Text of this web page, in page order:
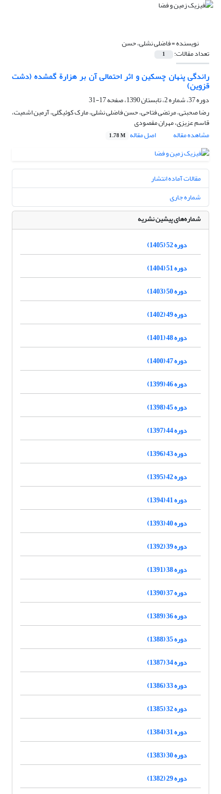
نویسنده =فاضلی نشلی، حسن
تعداد مقالات: 1
راندگی پنهان چسکین و اثر احتمالی آن بر هزارة گمشده (دشت
قزوین)
دوره 37، شماره 2، تابستان 1390، صفحه
17-31
رضا صحبتی، مرتضی فتاحی، حسن فاضلی نشلی، مارک کوئیگلی، آرمین اشمیت،
قاسم عزیزی، مهران مقصودی
مشاهده مقاله
اصل مقاله 1.78 M
مقالات آماده انتشار
شماره جاری
شماره‌های پیشین نشریه
دوره 52 (1405)
دوره 51 (1404)
دوره 50 (1403)
دوره 49 (1402)
دوره 48 (1401)
دوره 47 (1400)
دوره 46 (1399)
دوره 45 (1398)
دوره 44 (1397)
دوره 43 (1396)
دوره 42 (1395)
دوره 41 (1394)
دوره 40 (1393)
دوره 39 (1392)
دوره 38 (1391)
دوره 37 (1390)
دوره 36 (1389)
دوره 35 (1388)
دوره 34 (1387)
دوره 33 (1386)
دوره 32 (1385)
دوره 31 (1384)
دوره 30 (1383)
دوره 29 (1382)